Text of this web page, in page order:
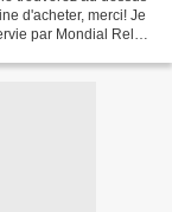
d'acheter, merci! Je
par Mondial Relay.